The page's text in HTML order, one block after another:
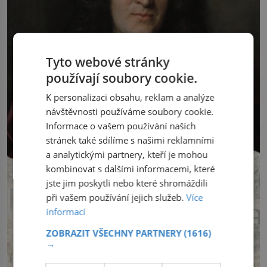
Tyto webové stránky
používají soubory cookie.
K personalizaci obsahu, reklam a analýze
návštěvnosti používáme soubory cookie.
Informace o vašem používání našich
stránek také sdílíme s našimi reklamními
a analytickými partnery, kteří je mohou
kombinovat s dalšími informacemi, které
jste jim poskytli nebo které shromáždili
při vašem používání jejich služeb.Více
informací
ZOBRAZIT VŠECHNY PARTNERY(1616)
→